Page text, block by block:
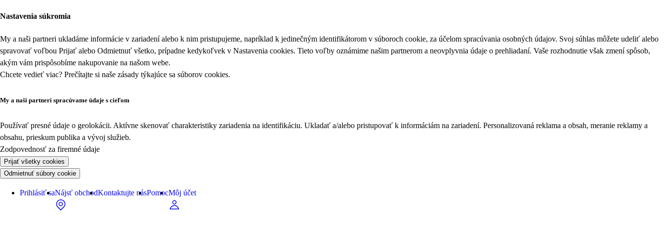
Nastavenia súkromia
My a naši partneri ukladáme informácie v zariadení alebo k nim pristupujeme, napríklad k jedinečným identifikátorom v súboroch cookie, za účelom spracúvania osobných údajov. Svoj súhlas môžete udeliť alebo
spravovať voľbou Prijať alebo Odmietnuť všetko, prípadne kedykoľvek v Nastavenia cookies. Tieto voľby oznámime našim partnerom a neovplyvnia údaje o prehliadaní. Vaše rozhodnutie však zmení spôsob,
akým vám prispôsobíme nakupovanie na našom webe.
Chcete vedieť viac? Prečítajte si naše zásady týkajúce sa súborov cookies.
My a naši partneri spracúvame údaje s cieľom
Používať presné údaje o geolokácii. Aktívne skenovať charakteristiky zariadenia na identifikáciu. Ukladať a/alebo pristupovať k informáciám na zariadení. Personalizovaná reklama a obsah, meranie reklamy a
obsahu, prieskum publika a vývoj služieb.
Zodpovednosť za firemné údaje
Prijať všetky cookies
Odmietnuť súbory cookie
Prihlásiť saNájsť obchodKontaktujte násPomocMôj účet